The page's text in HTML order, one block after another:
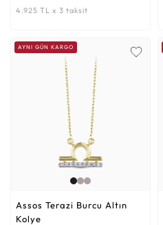
4.925 TL x 3 taksit
AYNI GÜN KARGO
Assos Terazi Burcu Altın
Kolye